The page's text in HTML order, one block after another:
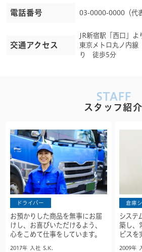
電話番号 03-0000-0000（代表
交通アクセス
JR新宿駅「西口」
東京メトロ丸ノ内
り 徒歩5分
STAFF
スタッフ紹介
ドライバー
お預かりした商品を無事にお届
けし、お喜びいただけるよう、
心をこめて仕事をしています。
2017年 入社 S.K.
倉庫
システ
築し、
ビスを
2009年